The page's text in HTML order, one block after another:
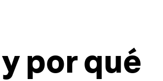
por qué